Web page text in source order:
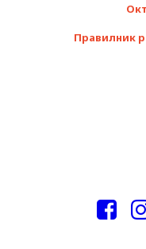
Правилник